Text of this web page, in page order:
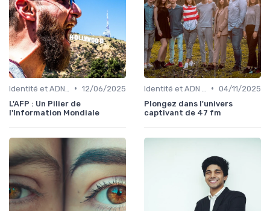
• 12/06/2025
L'AFP : Un Pilier de
l'Information Mondiale
• 04/11/2025
Plongez dans l'univers
captivant de 47 fm